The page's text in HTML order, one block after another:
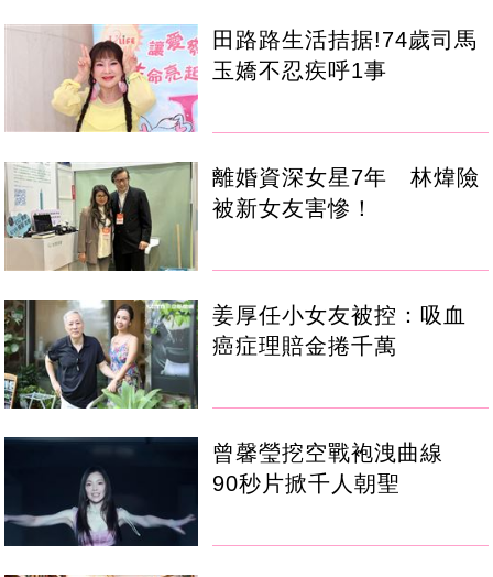
田路路生活拮据!74歲司馬
玉嬌不忍疾呼1事
離婚資深女星7年 林煒險
被新女友害慘！
姜厚任小女友被控：吸血
癌症理賠金捲千萬
曾馨瑩挖空戰袍洩曲線
90秒片掀千人朝聖